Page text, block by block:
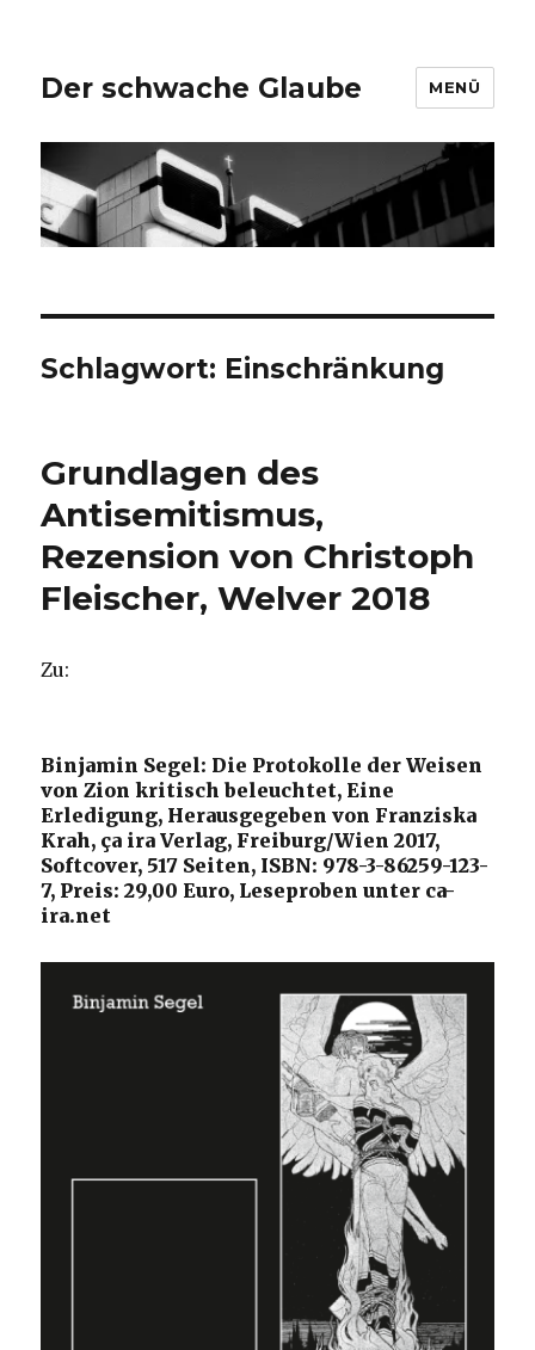
Der schwache Glaube MENÜ
Schlagwort: Einschränkung
Grundlagen des
Antisemitismus,
Rezension von Christoph
Fleischer, Welver 2018
Zu:
Binjamin Segel: Die Protokolle der Weisen
von Zion kritisch beleuchtet, Eine
Erledigung, Herausgegeben von Franziska
Krah, ça ira Verlag, Freiburg/Wien 2017,
Softcover, 517 Seiten, ISBN: 978-3-86259-123-
7, Preis: 29,00 Euro, Leseproben unter ca-
ira.net